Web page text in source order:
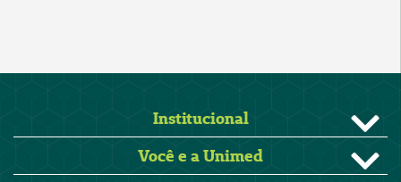
Institucional
Você e a Unimed